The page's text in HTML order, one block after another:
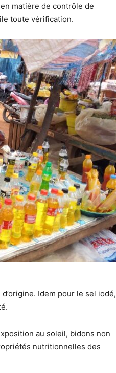
matière de contrôle de
toute vérification.
Idem pour le sel iodé,
au soleil, bidons non
nutritionnelles des